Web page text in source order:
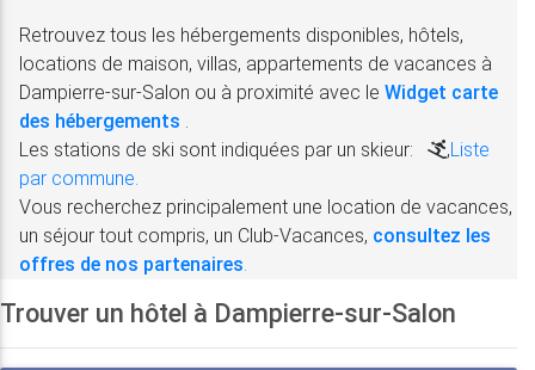
Retrouvez tous les hébergements disponibles, hôtels,
locations de maison, villas, appartements de vacances à
Dampierre-sur-Salon ou à proximité avec le Widget carte
des hébergements
Les stations de ski sont indiquées par un skieur:
,Liste
par commune.
Vous recherchez principalement une location de vacances,
un séjour tout compris, un Club-Vacances, consultez les
offres de nos partenaires
Trouver un hôtel à Dampierre-sur-Salon